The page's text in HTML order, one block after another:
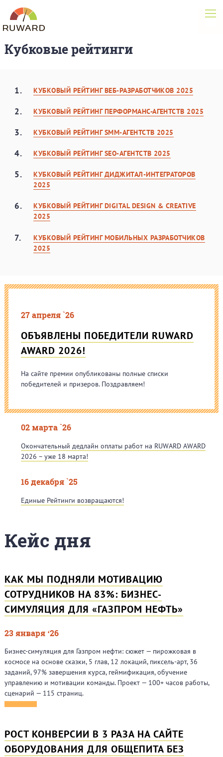
Кубковые рейтинги
1. КУБКОВЫЙ РЕЙТИНГ ВЕБ-РАЗРАБОТЧИКОВ 2025
2. КУБКОВЫЙ РЕЙТИНГ ПЕРФОРМАНС-АГЕНТСТВ 2025
3. КУБКОВЫЙ РЕЙТИНГ SMM-АГЕНТСТВ 2025
4. КУБКОВЫЙ РЕЙТИНГ SEO-АГЕНТСТВ 2025
5.
КУБКОВЫЙ РЕЙТИНГ ДИДЖИТАЛ-ИНТЕГРАТОРОВ
2025
6.
КУБКОВЫЙ РЕЙТИНГ DIGITAL DESIGN & CREATIVE
2025
7.
КУБКОВЫЙ РЕЙТИНГ МОБИЛЬНЫХ РАЗРАБОТЧИКОВ
2025
27 апреля `26
ОБЪЯВЛЕНЫ ПОБЕДИТЕЛИ RUWARD
AWARD 2026!
На сайте премии опубликованы полные списки
победителей и призеров. Поздравляем!
02 марта `26
Окончательный дедлайн оплаты работ на RUWARD AWARD
2026 – уже 18 марта!
16 декабря `25
Единые Рейтинги возвращаются!
Кейс дня
КАК МЫ ПОДНЯЛИ МОТИВАЦИЮ
СОТРУДНИКОВ НА 83%: БИЗНЕС-
СИМУЛЯЦИЯ ДЛЯ «ГАЗПРОМ НЕФТЬ»
23 января ‘26
Бизнес-симуляция для Газпром нефти: сюжет — пирожковая в
космосе на основе сказки, 5 глав, 12 локаций, пиксель-арт, 36
заданий, 97% завершения курса, геймификация, обучение
управлению и мотивации команды. Проект — 100+ часов работы,
сценарий — 115 страниц.
РОСТ КОНВЕРСИИ В 3 РАЗА НА САЙТЕ
ОБОРУДОВАНИЯ ДЛЯ ОБЩЕПИТА БЕЗ